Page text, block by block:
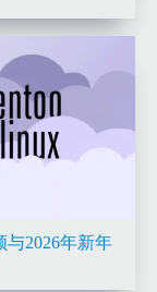
与2026年新年